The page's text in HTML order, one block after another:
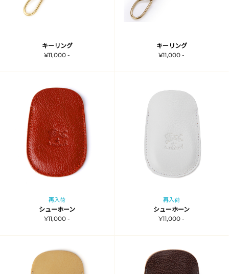
キーリング
¥11,000 -
キーリング
¥11,000 -
再入荷
シューホーン
¥11,000 -
再入荷
シューホーン
¥11,000 -